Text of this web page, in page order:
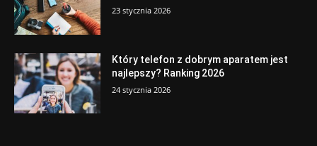
23 stycznia 2026
Który telefon z dobrym aparatem jest
najlepszy? Ranking 2026
24 stycznia 2026